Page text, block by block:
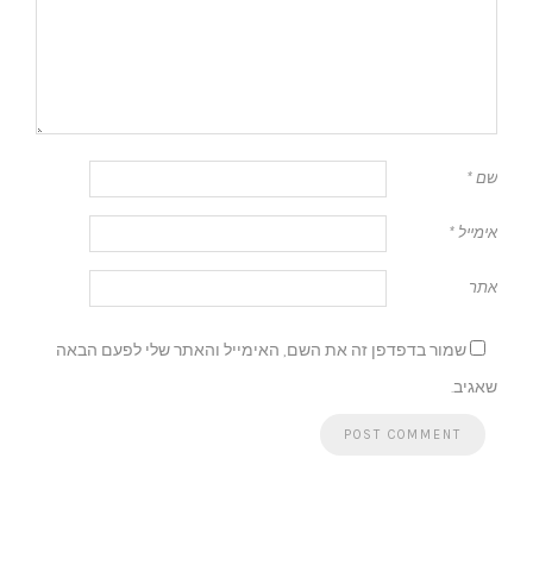
שם *
אימייל *
אתר
שמור בדפדפן זה את השם, האימייל והאתר שלי לפעם הבאה
שאגיב.